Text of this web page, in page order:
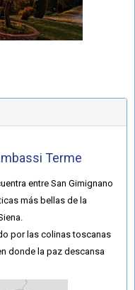
Terme
entre San Gimignano
más bellas de la
por las colinas toscanas
donde la paz descansa